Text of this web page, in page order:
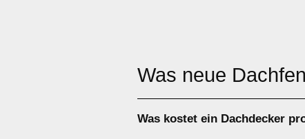
Was neue
Was kostet ein Dachdecker